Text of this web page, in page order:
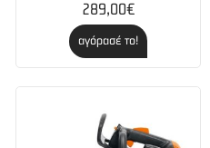
289,00€
αγόρασέ το!